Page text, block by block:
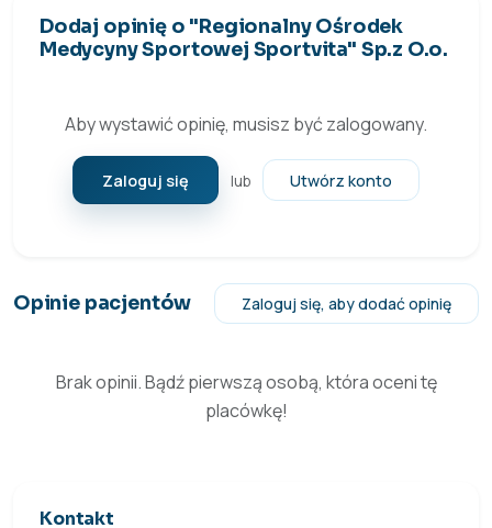
Dodaj opinię o "Regionalny Ośrodek
Medycyny Sportowej Sportvita" Sp.z O.o.
Aby wystawić opinię, musisz być zalogowany.
Zaloguj się lub Utwórz konto
Opinie pacjentów Zaloguj się, aby dodać opinię
Brak opinii. Bądź pierwszą osobą, która oceni tę
placówkę!
Kontakt